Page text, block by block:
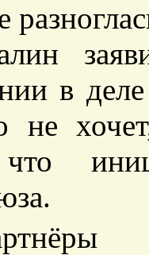
в деле
не
что